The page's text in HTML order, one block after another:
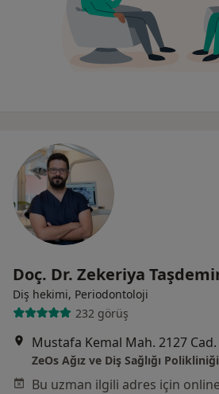
Doç. Dr. Zekeriya
Diş hekimi, Periodontoloji
232 görüş
ZeOs Ağız ve Diş Sağlığı Polikliniği